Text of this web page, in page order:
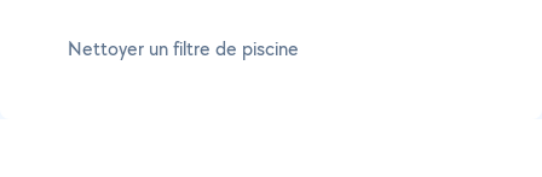
Nettoyer un filtre de piscine